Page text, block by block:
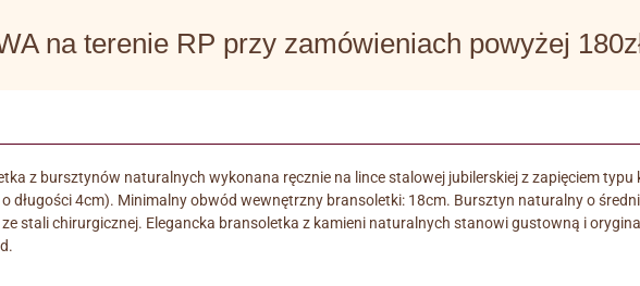
na terenie RP przy zamówieniach powyżej
z bursztynów naturalnych wykonana ręcznie na lince stalowej jubilerskiej z zapięciem typu
długości 4cm). Minimalny obwód wewnętrzny bransoletki: 18cm. Bursztyn naturalny o
ze stali chirurgicznej. Elegancka bransoletka z kamieni naturalnych stanowi gustowną i